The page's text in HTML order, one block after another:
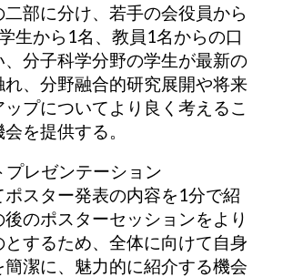
部に分け、若手の会役員から
生から1名、教員1名からの口
、分子科学分野の学生が最新の
れ、分野融合的研究展開や将来
プについてより良く考えるこ
を提供する。
レゼンテーション
スター発表の内容を1分で紹
のポスターセッションをより
するため、全体に向けて自身
潔に、魅力的に紹介する機会